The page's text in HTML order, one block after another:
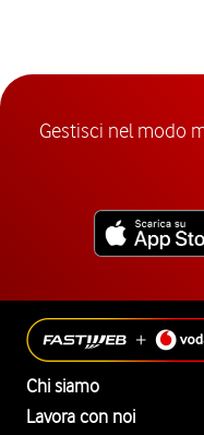
Gestisci nel modo
Chi siamo
Lavora con noi